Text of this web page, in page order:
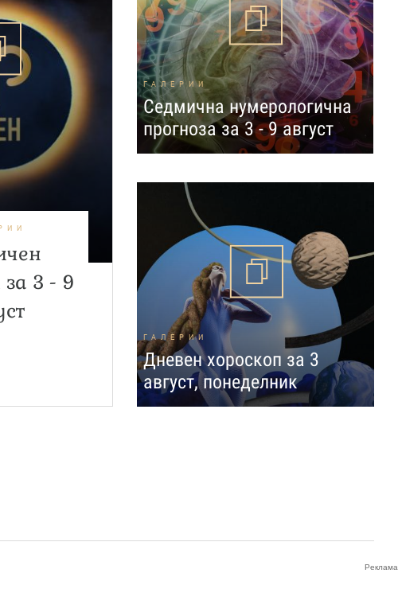
за 3 - 9
ГАЛЕРИИ
Седмична нумерологична
прогноза за 3 - 9 август
ГАЛЕРИИ
Дневен хороскоп за 3
август, понеделник